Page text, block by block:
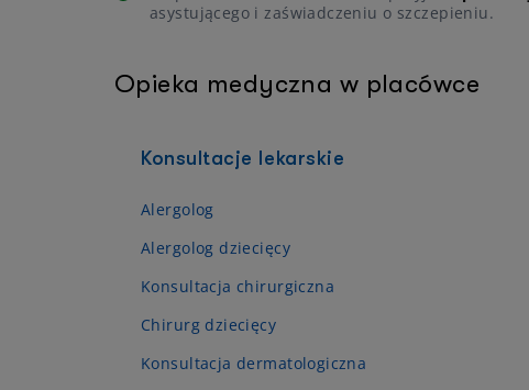
asystującego i zaświadczeniu o szczepieniu.
Opieka medyczna w placówce
Konsultacje lekarskie
Alergolog
Alergolog dziecięcy
Konsultacja chirurgiczna
Chirurg dziecięcy
Konsultacja dermatologiczna